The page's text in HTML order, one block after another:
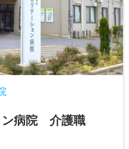
ン病院 介護職